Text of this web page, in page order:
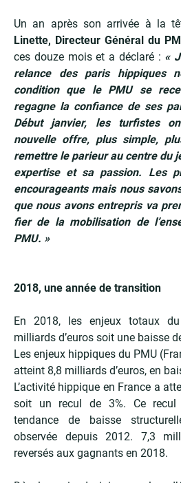
Un an après son arrivée à la
Linette, Directeur Général du
ces douze mois et a déclaré : «
relance des paris hippiques
condition que le PMU se
regagne la confiance de ses
Début janvier, les turfistes
nouvelle offre, plus simple,
remettre le parieur au centre du
expertise et sa passion. Les
encourageants mais nous
que nous avons entrepris va
fier de la mobilisation de
PMU. »
2018, une année de transition
En 2018, les enjeux totaux
milliards d’euros soit une baisse
Les enjeux hippiques du PMU
atteint 8,8 milliards d’euros, en
L’activité hippique en France a
soit un recul de 3%. Ce
tendance de baisse
observée depuis 2012. 7,3
reversés aux gagnants en 2018.